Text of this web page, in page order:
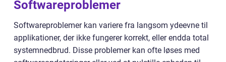
Softwareproblemer
Softwareproblemer kan variere fra langsom ydeevne til
applikationer, der ikke fungerer korrekt, eller endda total
systemnedbrud. Disse problemer kan ofte løses med